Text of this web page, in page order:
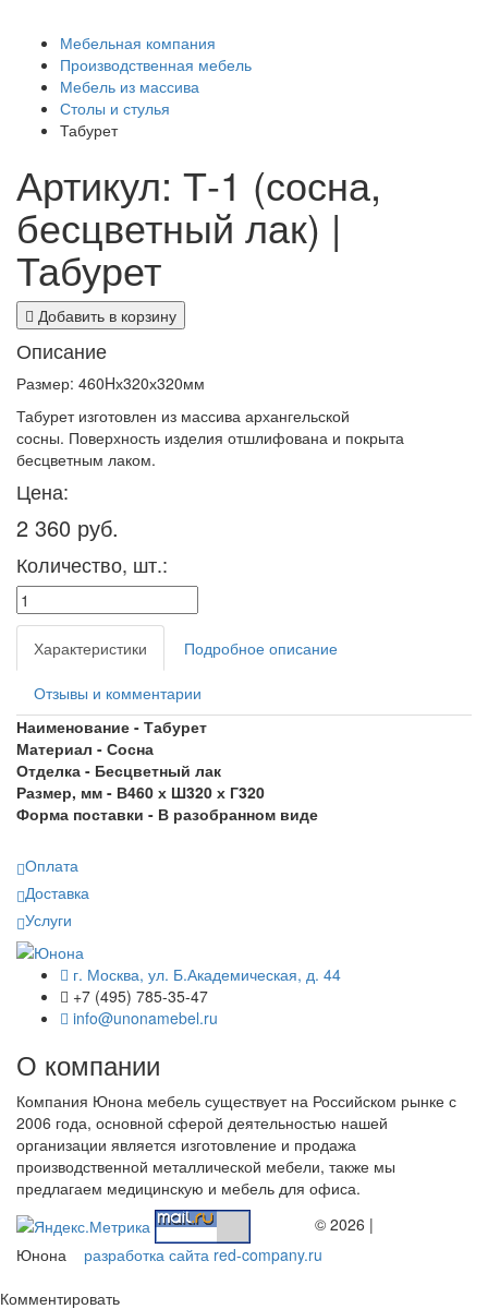
Мебельная компания
Производственная мебель
Мебель из массива
Столы и стулья
Табурет
Артикул: Т-1 (сосна,
бесцветный лак) |
Табурет
Добавить в корзину
Описание
Размер: 460Hх320х320мм
Табурет изготовлен из массива архангельской
сосны. Поверхность изделия отшлифована и покрыта
бесцветным лаком.
Цена:
2 360 руб.
Количество, шт.:
Характеристики Подробное описание
Отзывы и комментарии
Наименование - Табурет
Материал - Сосна
Отделка - Бесцветный лак
Размер, мм - В460 х Ш320 х Г320
Форма поставки - В разобранном виде
Оплата
Доставка
Услуги
г. Москва, ул. Б.Академическая, д. 44
+7 (495) 785-35-47
info@unonamebel.ru
О компании
Компания Юнона мебель существует на Российском рынке с
2006 года, основной сферой деятельностью нашей
организации является изготовление и продажа
производственной металлической мебели, также мы
предлагаем медицинскую и мебель для офиса.
© 2026 |
Юнона разработка сайта red-company.ru
Комментировать